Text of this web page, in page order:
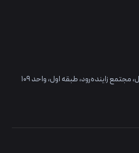
مجتمع زاینده‌رود، طبقه اول، واحد ۱۰۹